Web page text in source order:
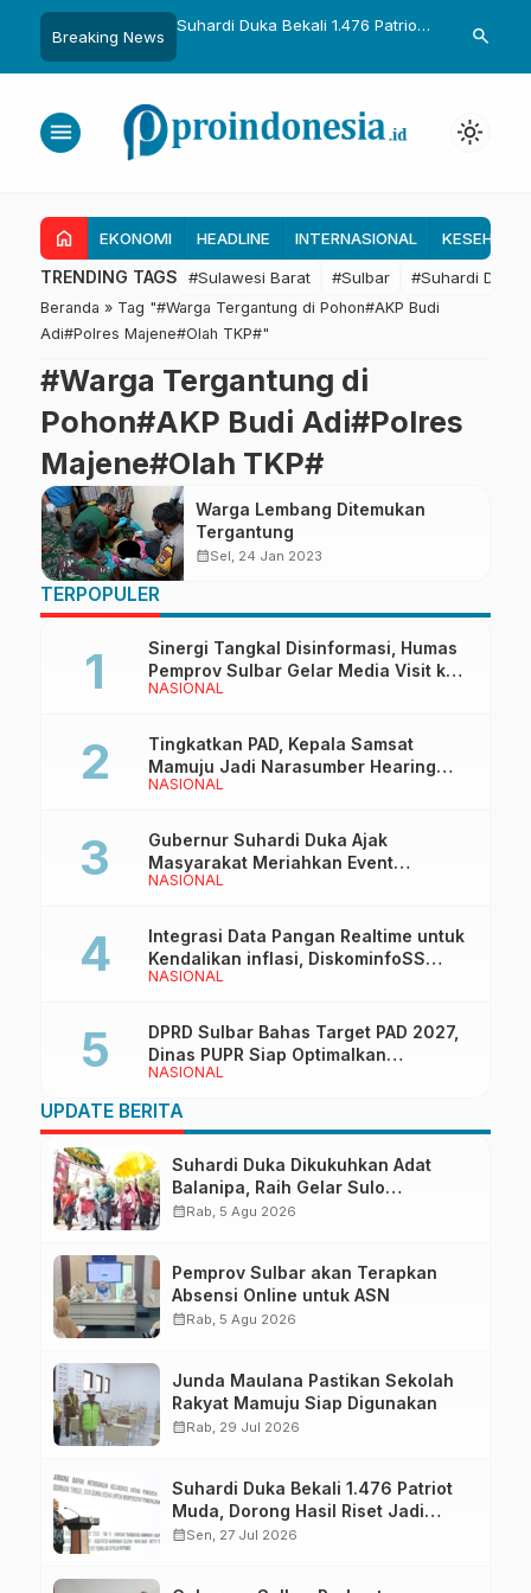
Breaking News
Gelar Sulo
Suhardi Duka Bekali 1.476 Patriot
Dasar Kebijakan Transmigrasi
Gubernur
untuk
search
menu light_mode
home EKONOMI HEADLINE INTERNASIONAL
TRENDING TAGS #Sulawesi Barat #Sulbar #Suhardi Duka
Beranda » Tag "#Warga Tergantung di Pohon#AKP Budi
Adi#Polres Majene#Olah TKP#"
#Warga Tergantung di
Pohon#AKP Budi Adi#Polres
Majene#Olah TKP#
Warga Lembang Ditemukan
Tergantung
calendar_monthSel, 24 Jan 2023
TERPOPULER
NASIONAL
Sinergi Tangkal Disinformasi, Humas
Pemprov Sulbar Gelar Media Visit ke
Kantor Redaksi di Mamuju
NASIONAL
Tingkatkan PAD, Kepala Samsat
Mamuju Jadi Narasumber Hearing
Bersama Wakil Ketua I DPRD Sulbar
NASIONAL
Gubernur Suhardi Duka Ajak
Masyarakat Meriahkan Event
Manakarra Fair 2026
NASIONAL
Integrasi Data Pangan Realtime untuk
Kendalikan inflasi, DiskominfoSS
Sulbar Kembangkan Sistem SAPEDA
NASIONAL
DPRD Sulbar Bahas Target PAD 2027,
Dinas PUPR Siap Optimalkan
Pendapatan Daerah
UPDATE BERITA
Suhardi Duka Dikukuhkan Adat
Balanipa, Raih Gelar Sulo
Tappidena
calendar_monthRab, 5 Agu 2026
Pemprov Sulbar akan Terapkan
Absensi Online untuk ASN
calendar_monthRab, 5 Agu 2026
Junda Maulana Pastikan Sekolah
Rakyat Mamuju Siap Digunakan
calendar_monthRab, 29 Jul 2026
Suhardi Duka Bekali 1.476 Patriot
Muda, Dorong Hasil Riset Jadi
Dasar Kebijakan Transmigrasi
calendar_monthSen, 27 Jul 2026